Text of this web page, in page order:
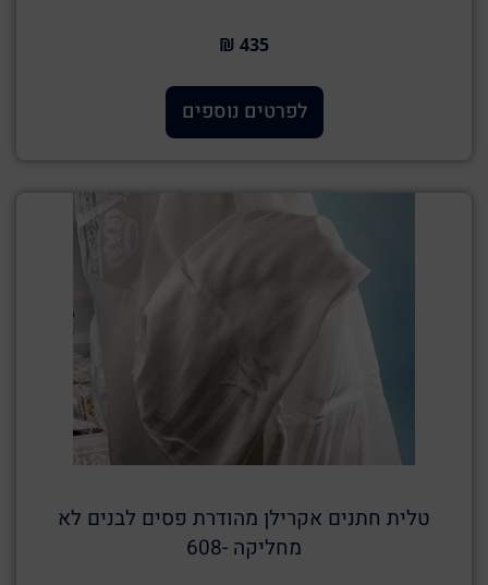
435 ₪
לפרטים נוספים
טלית חתנים אקרילן מהודרת פסים לבנים לא
מחליקה -608